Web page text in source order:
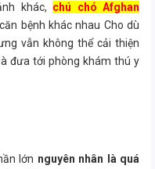
khác, chú chó Afghan
bệnh khác nhau Cho dù
vẫn không thể cải thiện
đưa tới phòng khám thú y
lớn nguyên nhân là quá